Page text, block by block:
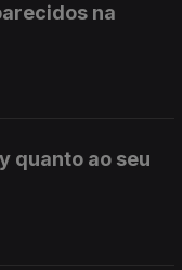
na
quanto ao seu